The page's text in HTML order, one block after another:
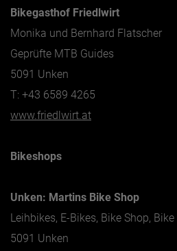
Bikegasthof Friedlwirt
Monika und Bernhard Flatscher
Geprüfte MTB Guides
5091 Unken
T: +43 6589 4265
www.friedlwirt.at
Bikeshops
Unken: Martins Bike Shop
Leihbikes, E-Bikes, Bike Shop,
5091 Unken